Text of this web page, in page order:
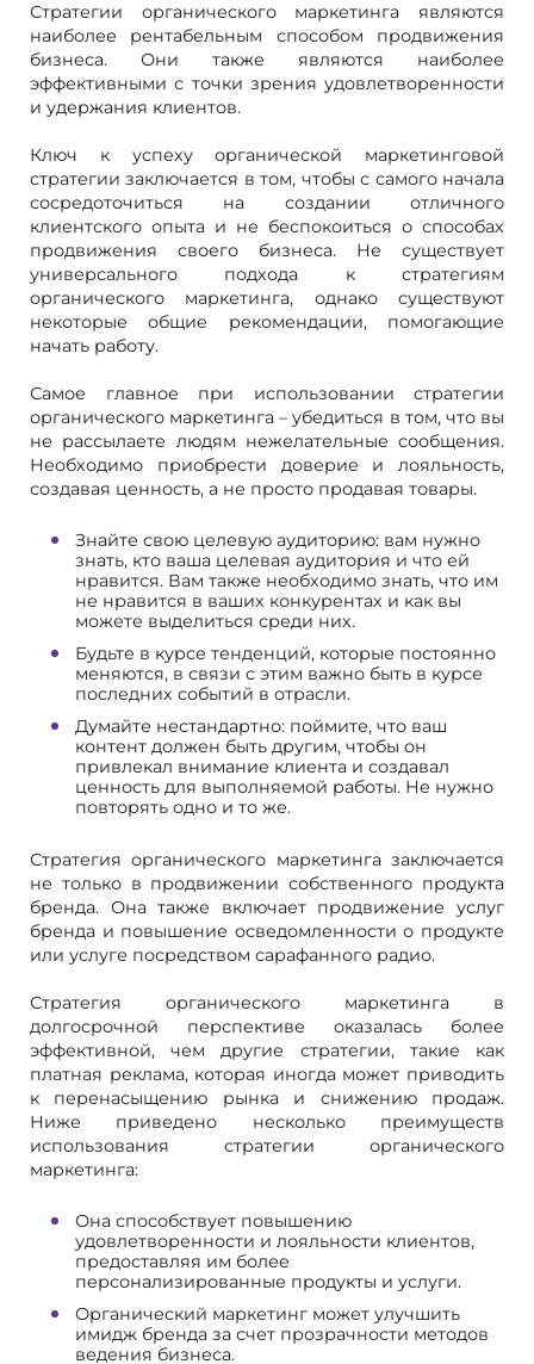
Стратегии органического маркетинга являются
наиболее рентабельным способом продвижения
бизнеса. Они также являются наиболее
эффективными с точки зрения удовлетворенности
и удержания клиентов.
Ключ к успеху органической маркетинговой
стратегии заключается в том, чтобы с самого начала
сосредоточиться на создании отличного
клиентского опыта и не беспокоиться о способах
продвижения своего бизнеса. Не существует
универсального подхода к стратегиям
органического маркетинга, однако существуют
некоторые общие рекомендации, помогающие
начать работу.
Самое главное при использовании стратегии
органического маркетинга – убедиться в том, что вы
не рассылаете людям нежелательные сообщения.
Необходимо приобрести доверие и лояльность,
создавая ценность, а не просто продавая товары.
Знайте свою целевую аудиторию: вам нужно
знать, кто ваша целевая аудитория и что ей
нравится. Вам также необходимо знать, что им
не нравится в ваших конкурентах и как вы
можете выделиться среди них.
Будьте в курсе тенденций, которые постоянно
меняются, в связи с этим важно быть в курсе
последних событий в отрасли.
Думайте нестандартно: поймите, что ваш
контент должен быть другим, чтобы он
привлекал внимание клиента и создавал
ценность для выполняемой работы. Не нужно
повторять одно и то же.
Стратегия органического маркетинга заключается
не только в продвижении собственного продукта
бренда. Она также включает продвижение услуг
бренда и повышение осведомленности о продукте
или услуге посредством сарафанного радио.
Стратегия органического маркетинга в
долгосрочной перспективе оказалась более
эффективной, чем другие стратегии, такие как
платная реклама, которая иногда может приводить
к перенасыщению рынка и снижению продаж.
Ниже приведено несколько преимуществ
использования стратегии органического
маркетинга:
Она способствует повышению
удовлетворенности и лояльности клиентов,
предоставляя им более
персонализированные продукты и услуги.
Органический маркетинг может улучшить
имидж бренда за счет прозрачности методов
ведения бизнеса.